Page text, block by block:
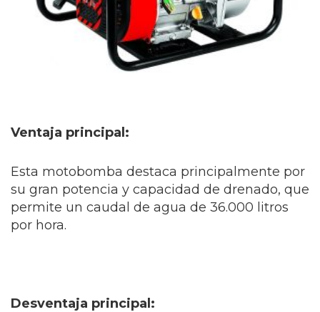
Ventaja principal:
Esta motobomba destaca principalmente por
su gran potencia y capacidad de drenado, que
permite un caudal de agua de 36.000 litros
por hora.
Desventaja principal: